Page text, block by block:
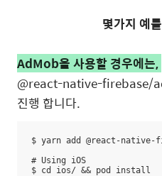
몇가지 예
AdMob을 사용할 경우에는,
@react-native-firebase/
진행 합니다.
$ yarn add @react-native-
# Using iOS
$ cd ios/ && pod install